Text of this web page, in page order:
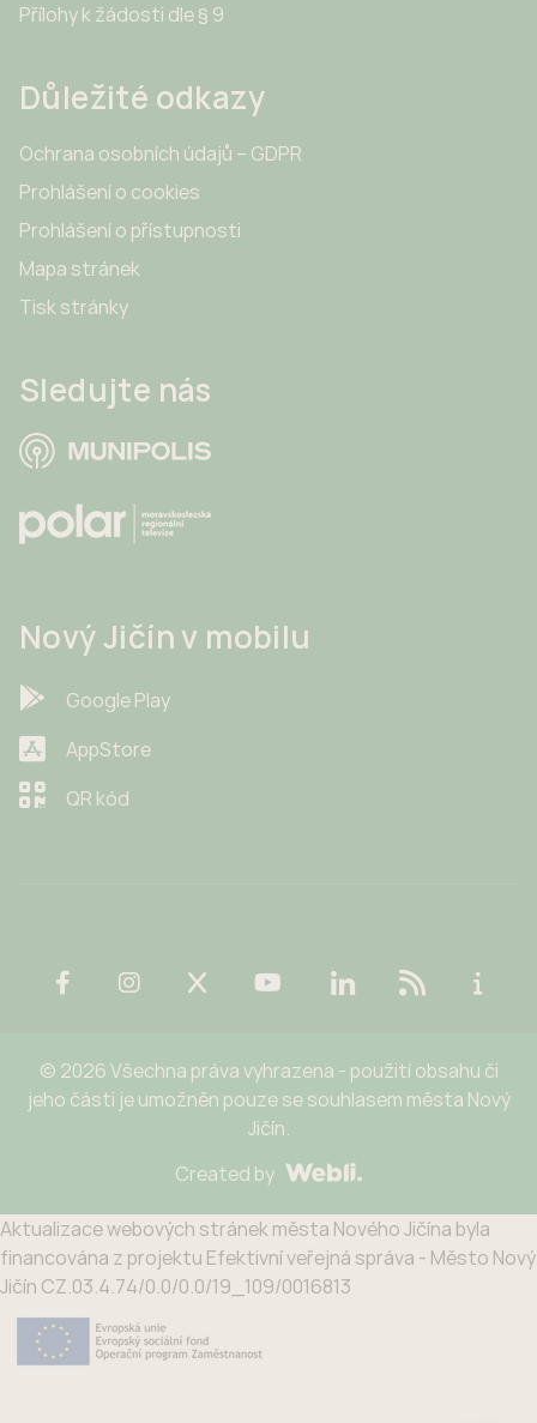
Přílohy k žádosti dle § 9
Důležité odkazy
Ochrana osobních údajů – GDPR
Prohlášení o cookies
Prohlášení o přístupnosti
Mapa stránek
Tisk stránky
Sledujte nás
Nový Jičín v mobilu
Google Play
AppStore
QR kód
© 2026 Všechna práva vyhrazena - použití obsahu či
jeho části je umožněn pouze se souhlasem města Nový
Jičín.
Created by
Aktualizace webových stránek města Nového Jičína byla
financována z projektu Efektivní veřejná správa - Město Nový
Jičín CZ.03.4.74/0.0/0.0/19_109/0016813